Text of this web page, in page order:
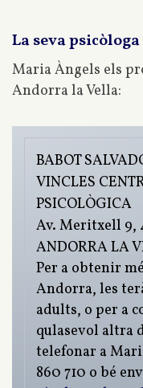
La seva
Maria Àngels els
Andorra la Vella:
BABOT
VINCLES
PSICOLÒGICA
Av. Meritxell 9,
ANDORRA LA
Per a obtenir
Andorra, les
adults, o per a
qulasevol altra
telefonar a
860 710 o bé